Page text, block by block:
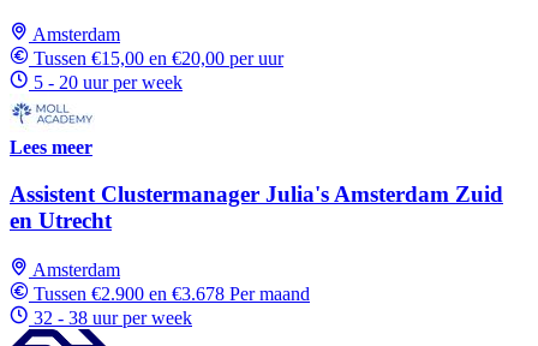
Amsterdam
Tussen €15,00 en €20,00 per uur
5 - 20 uur per week
Lees meer
Assistent Clustermanager Julia's Amsterdam Zuid
en Utrecht
Amsterdam
Tussen €2.900 en €3.678 Per maand
32 - 38 uur per week